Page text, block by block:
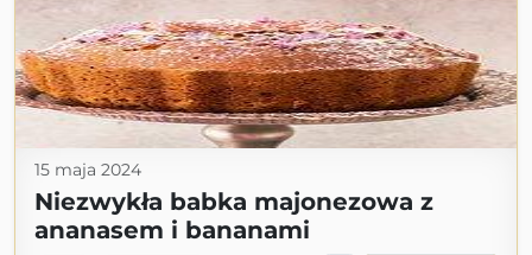
15 maja 2024
Niezwykła babka majonezowa z
ananasem i bananami